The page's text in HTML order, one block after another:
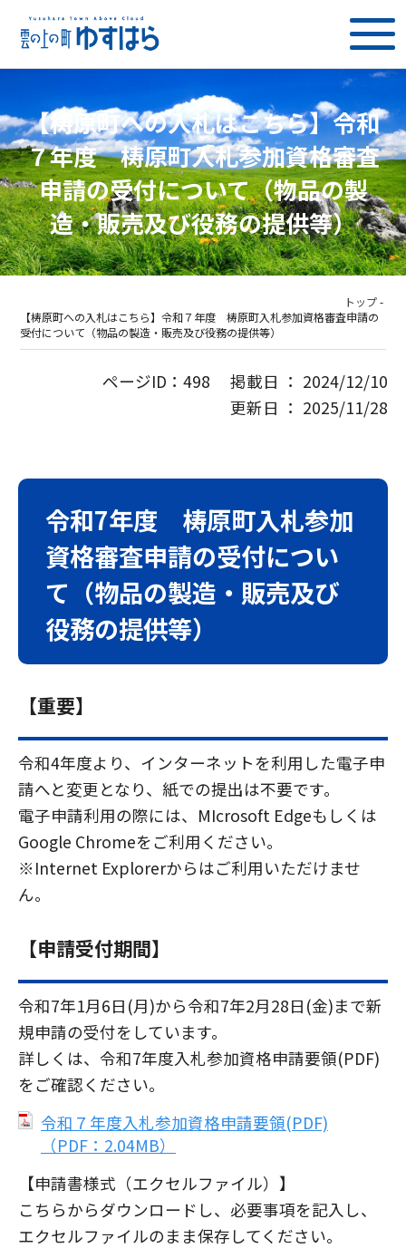
【梼原町への入札はこちら】令和
７年度 梼原町入札参加資格審査
申請の受付について（物品の製
造・販売及び役務の提供等）
トップ-
【梼原町への入札はこちら】令和７年度 梼原町入札参加資格審査申請の
受付について（物品の製造・販売及び役務の提供等）
ページID：498 掲載日 ： 2024/12/10
更新日 ： 2025/11/28
令和7年度 梼原町入札参加
資格審査申請の受付につい
て（物品の製造・販売及び
役務の提供等）
【重要】
令和4年度より、インターネットを利用した電子申
請へと変更となり、紙での提出は不要です。
電子申請利用の際には、MIcrosoft Edgeもしくは
Google Chromeをご利用ください。
※Internet Explorerからはご利用いただけませ
ん。
【申請受付期間】
令和7年1月6日(月)から令和7年2月28日(金)まで新
規申請の受付をしています。
詳しくは、令和7年度入札参加資格申請要領(PDF)
をご確認ください。
令和７年度入札参加資格申請要領(PDF)
（PDF：2.04MB）
【申請書様式（エクセルファイル）】
こちらからダウンロードし、必要事項を記入し、
エクセルファイルのまま保存してください。